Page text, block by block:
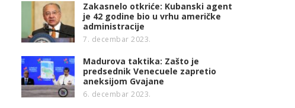
Zakasnelo otkriće: Kubanski agent
je 42 godine bio u vrhu američke
administracije
7. decembar 2023.
Madurova taktika: Zašto je
predsednik Venecuele zapretio
aneksijom Gvajane
6. decembar 2023.